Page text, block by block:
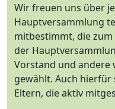
Wir freuen uns über
Hauptversammlung
mitbestimmt, die zum
der
Vorstand und andere
gewählt. Auch
Eltern, die aktiv